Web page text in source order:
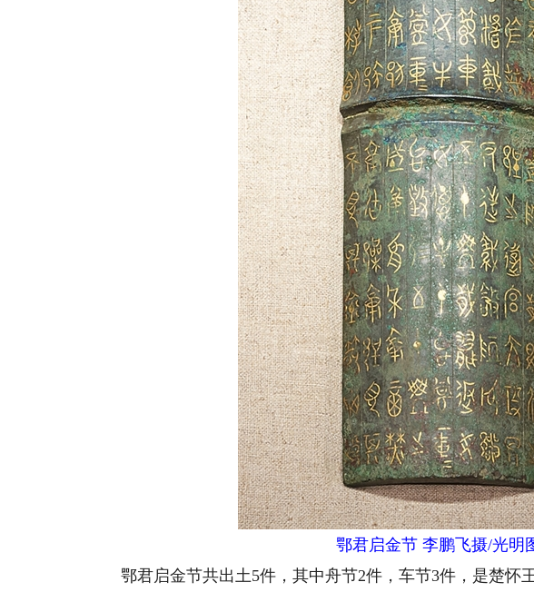
鄂君启金节 李鹏飞摄/光明
鄂君启金节共出土5件，其中舟节2件，车节3件，是楚怀